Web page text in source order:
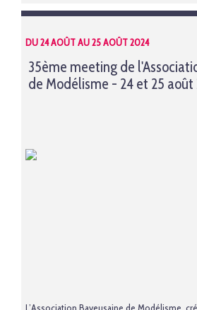
DU 24 AOÛT AU 25 AOÛT 2024
35ème meeting de
de Modélisme - 24 et 25